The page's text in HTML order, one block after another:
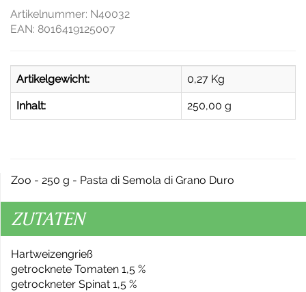
Artikelnummer: N40032
EAN: 8016419125007
Artikelgewicht: 0,27 Kg
Inhalt: 250,00 g
Zoo - 250 g - Pasta di Semola di Grano Duro
ZUTATEN
Hartweizengrieß
getrocknete Tomaten 1,5 %
getrockneter Spinat 1,5 %